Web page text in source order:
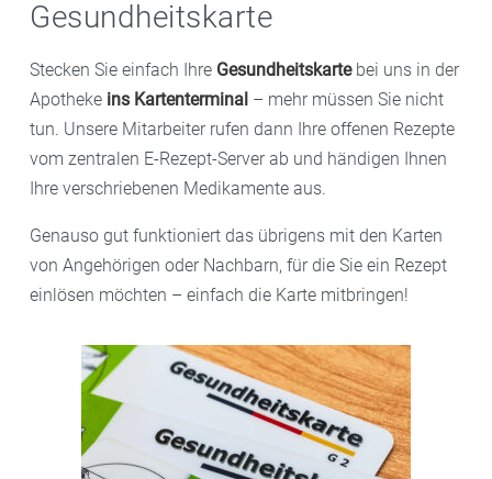
Gesundheitskarte
Stecken Sie einfach Ihre Gesundheitskartebei uns in der
Apotheke ins Kartenterminal – mehr müssen Sie nicht
tun. Unsere Mitarbeiter rufen dann Ihre offenen Rezepte
vom zentralen E-Rezept-Server ab und händigen Ihnen
Ihre verschriebenen Medikamente aus.
Genauso gut funktioniert das übrigens mit den Karten
von Angehörigen oder Nachbarn, für die Sie ein Rezept
einlösen möchten – einfach die Karte mitbringen!